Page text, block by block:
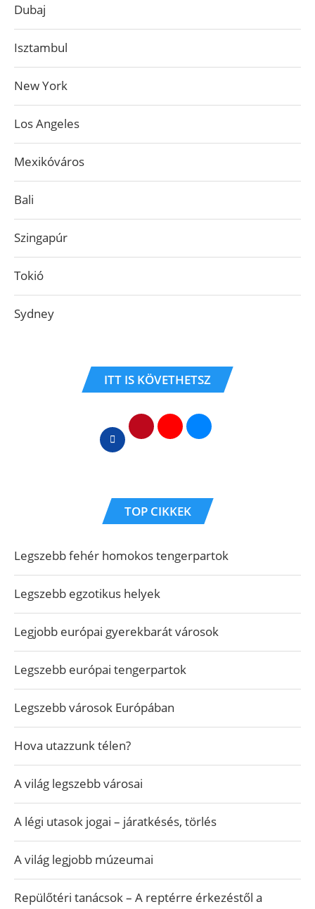
Dubaj
Isztambul
New York
Los Angeles
Mexikóváros
Bali
Szingapúr
Tokió
Sydney
ITT IS KÖVETHETSZ
TOP CIKKEK
Legszebb fehér homokos tengerpartok
Legszebb egzotikus helyek
Legjobb európai gyerekbarát városok
Legszebb európai tengerpartok
Legszebb városok Európában
Hova utazzunk télen?
A világ legszebb városai
A légi utasok jogai – járatkésés, törlés
A világ legjobb múzeumai
Repülőtéri tanácsok – A reptérre érkezéstől a